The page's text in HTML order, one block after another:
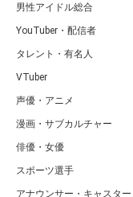
男性アイドル総合
YouTuber・配信者
タレント・有名人
VTuber
声優・アニメ
漫画・サブカルチャー
俳優・女優
スポーツ選手
アナウンサー・キャスター